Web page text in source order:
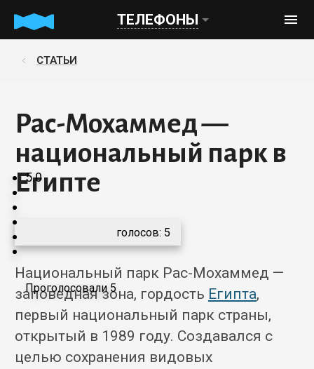
ТЕЛЕФОНЫ
СТАТЬИ
Рас-Мохаммед —
национальный парк в
Египте
5.0
Проголосовали 5
голосов: 5
Национальный парк Рас-Мохаммед —
заповедная зона, гордость Египта,
первый национальный парк страны,
открытый в 1989 году. Создавался с
целью сохранения видовых